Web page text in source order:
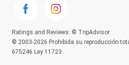
Ratings and Reviews: © TripAdvisor
© 2003-2026 Prohibida su reproducción
675246 Ley 11723